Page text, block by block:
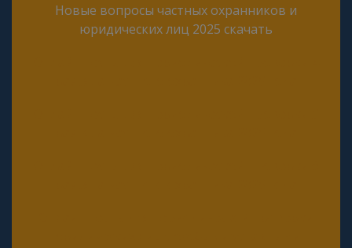
Новые вопросы частных охранников и
юридических лиц 2025 скачать